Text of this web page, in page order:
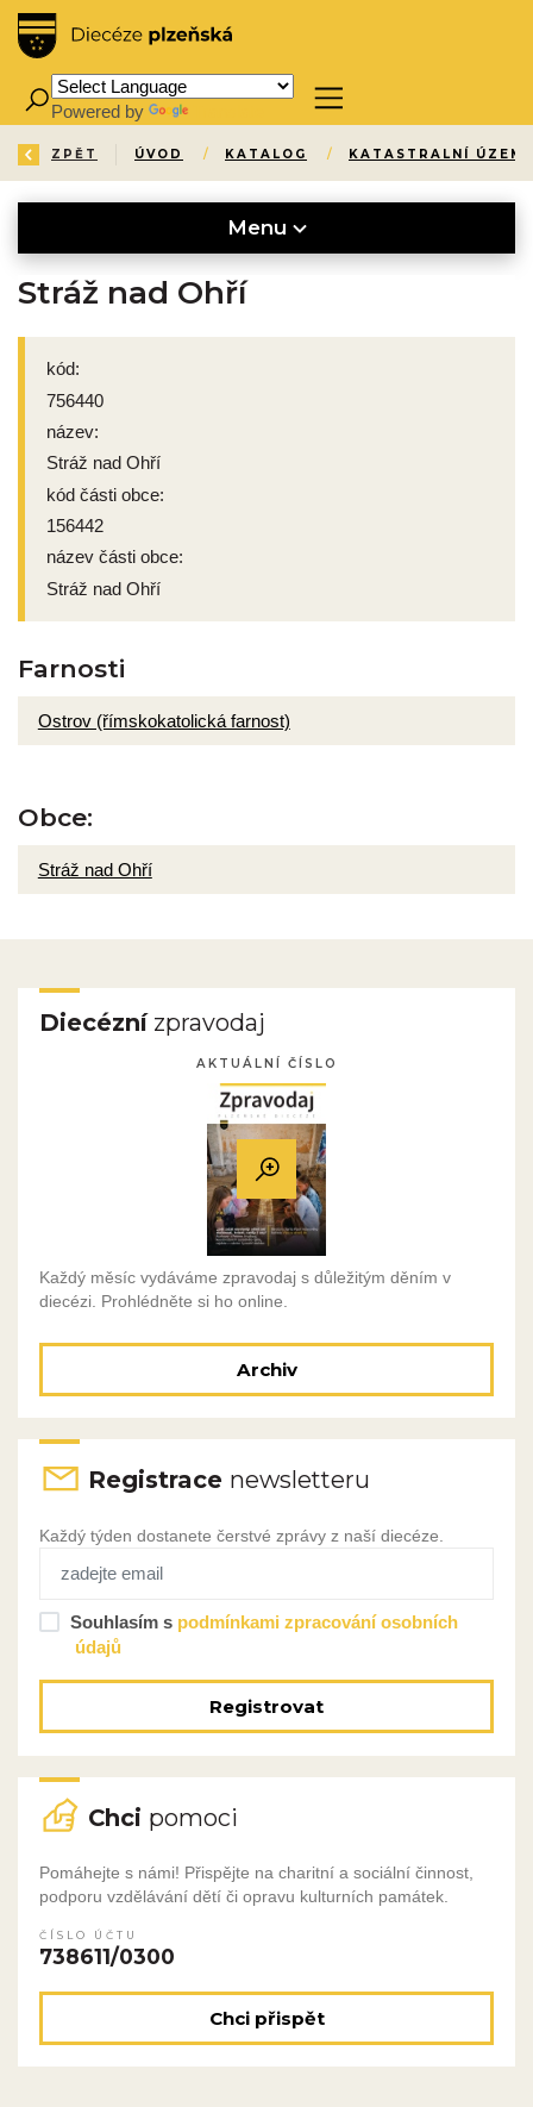
Powered by
ZPĚT ÚVOD / KATALOG / KATASTRALNÍ ÚZEMÍ
Menu
Stráž nad Ohří
kód:
756440
název:
Stráž nad Ohří
kód části obce:
156442
název části obce:
Stráž nad Ohří
Farnosti
Ostrov (římskokatolická farnost)
Obce:
Stráž nad Ohří
Diecéznízpravodaj
AKTUÁLNÍ ČÍSLO
Každý měsíc vydáváme zpravodaj s důležitým děním v
diecézi. Prohlédněte si ho online.
Archiv
Registrace newsletteru
Každý týden dostanete čerstvé zprávy z naší diecéze.
Souhlasím s podmínkami zpracování osobních
údajů
Registrovat
Chci pomoci
Pomáhejte s námi! Přispějte na charitní a sociální činnost,
podporu vzdělávání dětí či opravu kulturních památek.
ČÍSLO ÚČTU
738611/0300
Chci přispět